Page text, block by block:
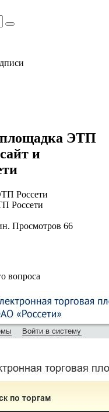
площадка ЭТП
и
Просмотров 66
вопроса